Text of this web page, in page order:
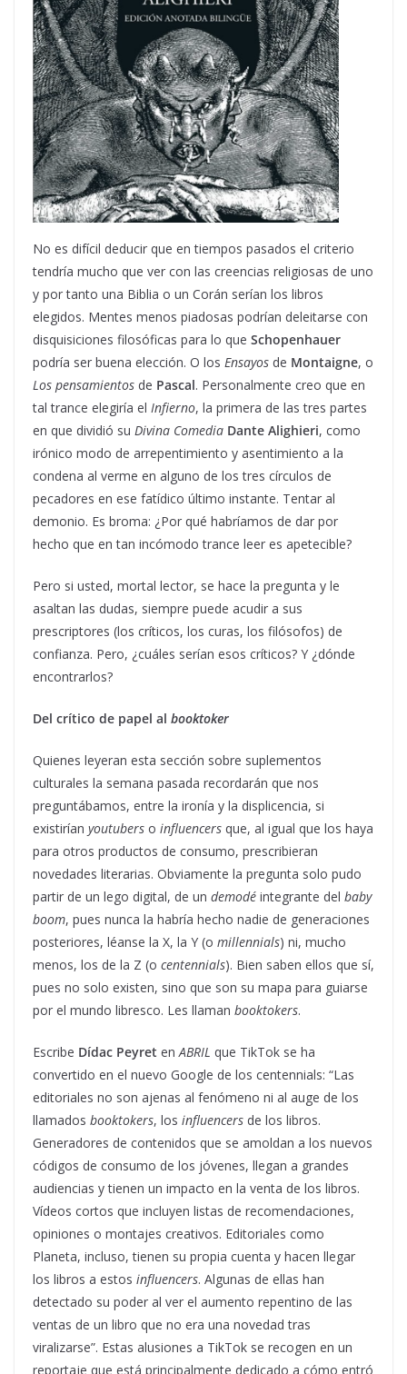
No es difícil deducir que en tiempos pasados el criterio
tendría mucho que ver con las creencias religiosas de uno
y por tanto una Biblia o un Corán serían los libros
elegidos. Mentes menos piadosas podrían deleitarse con
disquisiciones filosóficas para lo que Schopenhauer
podría ser buena elección. O los Ensayos de Montaigne, o
Los pensamientos de Pascal. Personalmente creo que en
tal trance elegiría el Infierno, la primera de las tres partes
en que dividió su Divina Comedia Dante Alighieri, como
irónico modo de arrepentimiento y asentimiento a la
condena al verme en alguno de los tres círculos de
pecadores en ese fatídico último instante. Tentar al
demonio. Es broma: ¿Por qué habríamos de dar por
hecho que en tan incómodo trance leer es apetecible?
Pero si usted, mortal lector, se hace la pregunta y le
asaltan las dudas, siempre puede acudir a sus
prescriptores (los críticos, los curas, los filósofos) de
confianza. Pero, ¿cuáles serían esos críticos? Y ¿dónde
encontrarlos?
Del crítico de papel al booktoker
Quienes leyeran esta sección sobre suplementos
culturales la semana pasada recordarán que nos
preguntábamos, entre la ironía y la displicencia, si
existirían youtubers o influencers que, al igual que los haya
para otros productos de consumo, prescribieran
novedades literarias. Obviamente la pregunta solo pudo
partir de un lego digital, de un demodé integrante del baby
boom, pues nunca la habría hecho nadie de generaciones
posteriores, léanse la X, la Y (o millennials) ni, mucho
menos, los de la Z (o centennials). Bien saben ellos que sí,
pues no solo existen, sino que son su mapa para guiarse
por el mundo libresco. Les llaman booktokers.
Escribe Dídac Peyret enABRIL que TikTok se ha
convertido en el nuevo Google de los centennials: “Las
editoriales no son ajenas al fenómeno ni al auge de los
llamados booktokers, los influencers de los libros.
Generadores de contenidos que se amoldan a los nuevos
códigos de consumo de los jóvenes, llegan a grandes
audiencias y tienen un impacto en la venta de los libros.
Vídeos cortos que incluyen listas de recomendaciones,
opiniones o montajes creativos. Editoriales como
Planeta, incluso, tienen su propia cuenta y hacen llegar
los libros a estos influencers. Algunas de ellas han
detectado su poder al ver el aumento repentino de las
ventas de un libro que no era una novedad tras
viralizarse”. Estas alusiones a TikTok se recogen en un
reportaje que está principalmente dedicado a cómo entró